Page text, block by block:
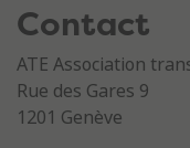
Contact
ATE Association
Rue des Gares 9
1201 Genève